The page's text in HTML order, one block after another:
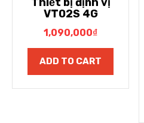
VT02S 4G
1,090,000₫
ADD TO CART